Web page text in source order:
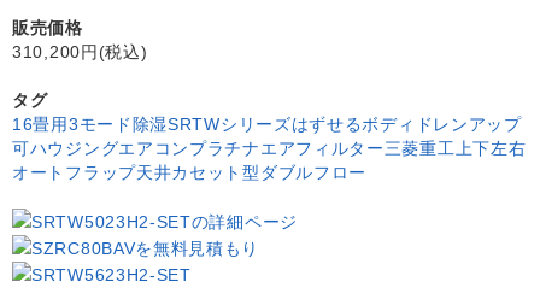
販売価格
310,200円(税込)
タグ
16畳用3モード除湿SRTWシリーズはずせるボディ ドレンアップ
可ハウジングエアコンプラチナエアフィルター三菱重工 上下左右
オートフラップ天井カセット型ダブルフロー